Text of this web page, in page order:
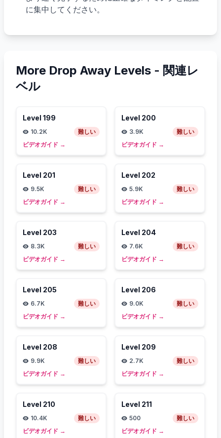
に集中してください。
More Drop Away Levels - 関連レ
ベル
Level 199
10.2K
難しい
ビデオガイド →
Level 200
3.9K
難しい
ビデオガイド →
Level 201
9.5K
難しい
ビデオガイド →
Level 202
5.9K
難しい
ビデオガイド →
Level 203
8.3K
難しい
ビデオガイド →
Level 204
7.6K
難しい
ビデオガイド →
Level 205
6.7K
難しい
ビデオガイド →
Level 206
9.0K
難しい
ビデオガイド →
Level 208
9.9K
難しい
ビデオガイド →
Level 209
2.7K
難しい
ビデオガイド →
Level 210
10.4K
難しい
ビデオガイド →
Level 211
500
難しい
ビデオガイド →